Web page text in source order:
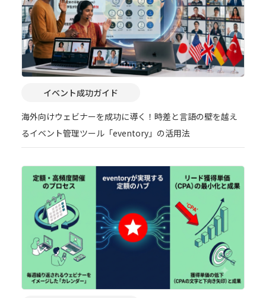
イベント成功ガイド
海外向けウェビナーを成功に導く！時差と言語の壁を越え
るイベント管理ツール「eventory」の活用法